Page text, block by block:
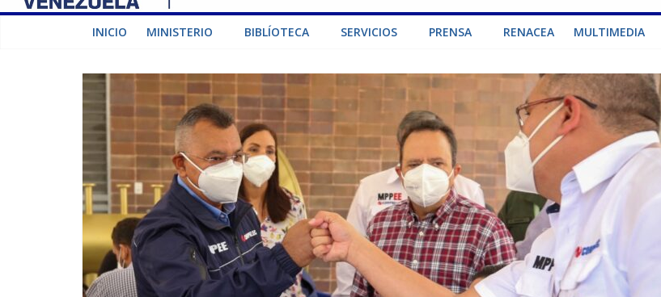
INICIO MINISTERIO BIBLÍOTECA SERVICIOS PRENSA RENACEA MULTIMEDIA